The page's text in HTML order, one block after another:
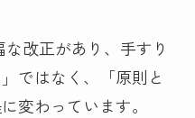
改正があり、手すり
ではなく、「原則と
変わっています。